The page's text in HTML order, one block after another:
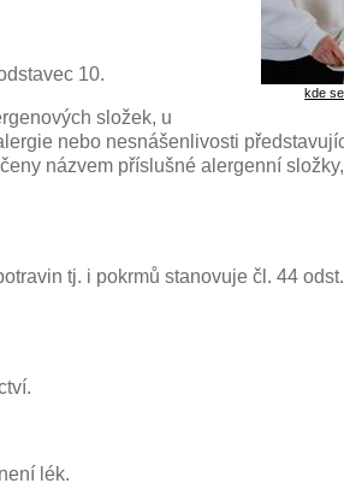
kde
10.
složek, u
nebo nesnášenlivosti
názvem příslušné alergenní
tj. i pokrmů stanovuje čl. 44
lék.